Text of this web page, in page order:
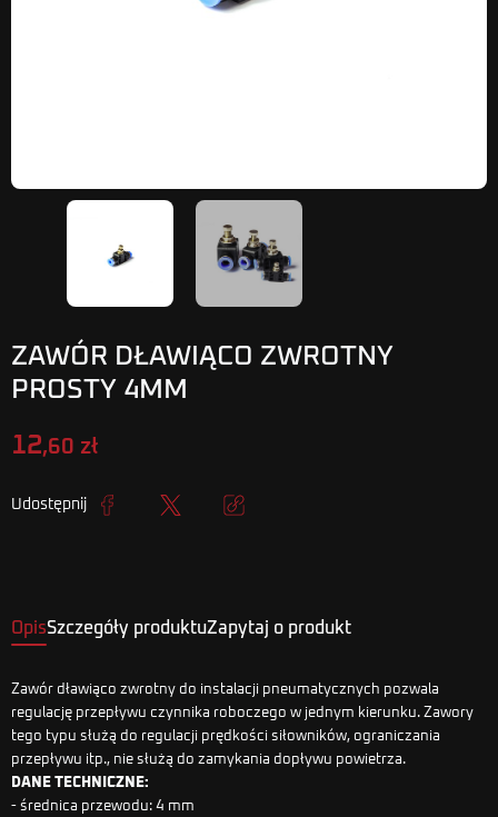
ZAWÓR DŁAWIĄCO ZWROTNY
PROSTY 4MM
12,60 zł
Udostępnij
OpisSzczegóły produktuZapytaj o produkt
Zawór dławiąco zwrotny do instalacji pneumatycznych pozwala
regulację przepływu czynnika roboczego w jednym kierunku. Zawory
tego typu służą do regulacji prędkości siłowników, ograniczania
przepływu itp., nie służą do zamykania dopływu powietrza.
DANE TECHNICZNE:
- średnica przewodu: 4 mm